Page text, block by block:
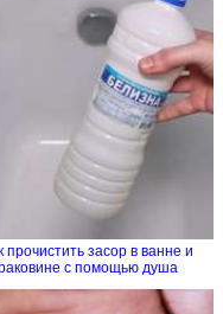
прочистить засор в ванне и
с помощью душа